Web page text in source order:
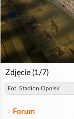
Zdjęcie (1/7)
Fot. Stadion Opolski
Forum